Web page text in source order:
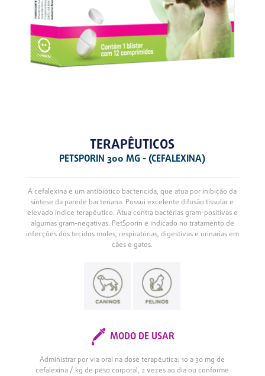
TERAPÊUTICOS
PETSPORIN 300 MG - (CEFALEXINA)
A cefalexina é um antibiótico bactericida, que atua por inibição da
síntese da parede bacteriana. Possui excelente difusão tissular e
elevado índice terapêutico. Atua contra bactérias gram-positivas e
algumas gram-negativas. PetSporin é indicado no tratamento de
infecções dos tecidos moles, respiratórias, digestivas e urinárias em
cães e gatos.
MODO DE USAR
Administrar por via oral na dose terapêutica: 10 a 30 mg de
cefalexina / kg de peso corporal, 2 vezes ao dia ou conforme